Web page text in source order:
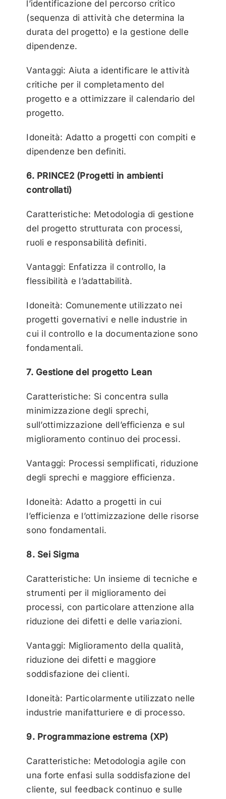
l’identificazione del percorso critico
(sequenza di attività che determina la
durata del progetto) e la gestione delle
dipendenze.
Vantaggi: Aiuta a identificare le attività
critiche per il completamento del
progetto e a ottimizzare il calendario del
progetto.
Idoneità: Adatto a progetti con compiti e
dipendenze ben definiti.
6. PRINCE2 (Progetti in ambienti
controllati)
Caratteristiche: Metodologia di gestione
del progetto strutturata con processi,
ruoli e responsabilità definiti.
Vantaggi: Enfatizza il controllo, la
flessibilità e l’adattabilità.
Idoneità: Comunemente utilizzato nei
progetti governativi e nelle industrie in
cui il controllo e la documentazione sono
fondamentali.
7. Gestione del progetto Lean
Caratteristiche: Si concentra sulla
minimizzazione degli sprechi,
sull’ottimizzazione dell’efficienza e sul
miglioramento continuo dei processi.
Vantaggi: Processi semplificati, riduzione
degli sprechi e maggiore efficienza.
Idoneità: Adatto a progetti in cui
l’efficienza e l’ottimizzazione delle risorse
sono fondamentali.
8. Sei Sigma
Caratteristiche: Un insieme di tecniche e
strumenti per il miglioramento dei
processi, con particolare attenzione alla
riduzione dei difetti e delle variazioni.
Vantaggi: Miglioramento della qualità,
riduzione dei difetti e maggiore
soddisfazione dei clienti.
Idoneità: Particolarmente utilizzato nelle
industrie manifatturiere e di processo.
9. Programmazione estrema (XP)
Caratteristiche: Metodologia agile con
una forte enfasi sulla soddisfazione del
cliente, sul feedback continuo e sulle